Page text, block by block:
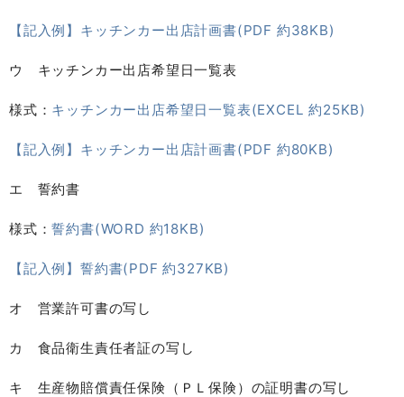
【記入例】キッチンカー出店計画書(PDF 約38KB)
ウ キッチンカー出店希望日一覧表
様式： キッチンカー出店希望日一覧表(EXCEL 約25KB)
【記入例】キッチンカー出店計画書(PDF 約80KB)
エ 誓約書
様式：誓約書(WORD 約18KB)
【記入例】誓約書(PDF 約327KB)
オ 営業許可書の写し
カ 食品衛生責任者証の写し
キ 生産物賠償責任保険（ＰＬ保険）の証明書の写し